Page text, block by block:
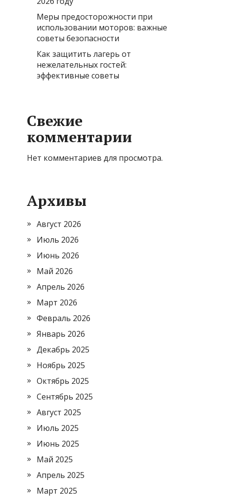
Меры предосторожности при
использовании моторов: важные
советы безопасности
Как защитить лагерь от
нежелательных гостей:
эффективные советы
Свежие
комментарии
Нет комментариев для просмотра.
Архивы
Август 2026
Июль 2026
Июнь 2026
Май 2026
Апрель 2026
Март 2026
Февраль 2026
Январь 2026
Декабрь 2025
Ноябрь 2025
Октябрь 2025
Сентябрь 2025
Август 2025
Июль 2025
Июнь 2025
Май 2025
Апрель 2025
Март 2025